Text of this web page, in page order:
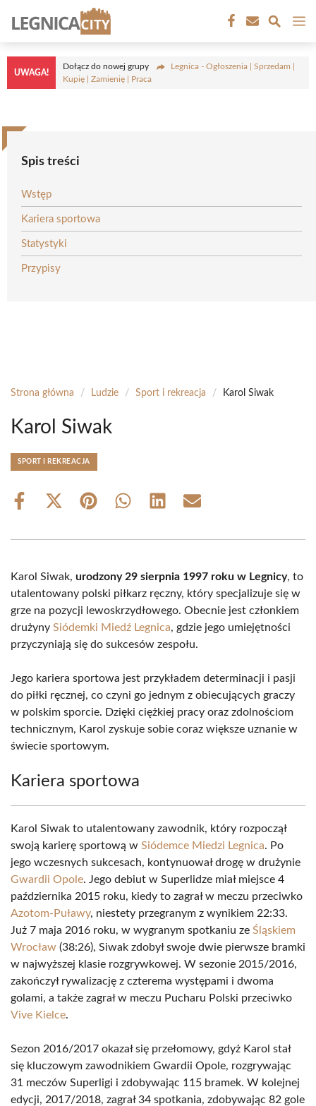
treści
UWAGA!
Dołącz do nowej grupy
Legnica - Ogłoszenia | Sprzedam |
Kupię | Zamienię | Praca
Spis treści
Wstęp
Kariera sportowa
Statystyki
Przypisy
Strona główna / Ludzie / Sport i rekreacja / Karol Siwak
Karol Siwak
SPORT I REKREACJA
Share
Share
(Twitter)
Share Share Share Share
Karol Siwak, urodzony 29 sierpnia 1997 roku w Legnicy, to
utalentowany polski piłkarz ręczny, który specjalizuje się w
grze na pozycji lewoskrzydłowego. Obecnie jest członkiem
drużyny Siódemki Miedź Legnica, gdzie jego umiejętności
przyczyniają się do sukcesów zespołu.
Jego kariera sportowa jest przykładem determinacji i pasji
do piłki ręcznej, co czyni go jednym z obiecujących graczy
w polskim sporcie. Dzięki ciężkiej pracy oraz zdolnościom
technicznym, Karol zyskuje sobie coraz większe uznanie w
świecie sportowym.
Kariera sportowa
Karol Siwak to utalentowany zawodnik, który rozpoczął
swoją karierę sportową w Siódemce Miedzi Legnica. Po
jego wczesnych sukcesach, kontynuował drogę w drużynie
Gwardii Opole. Jego debiut w Superlidze miał miejsce 4
października 2015 roku, kiedy to zagrał w meczu przeciwko
Azotom-Puławy, niestety przegranym z wynikiem 22:33.
Już 7 maja 2016 roku, w wygranym spotkaniu ze Śląskiem
Wrocław (38:26), Siwak zdobył swoje dwie pierwsze bramki
w najwyższej klasie rozgrywkowej. W sezonie 2015/2016,
zakończył rywalizację z czterema występami i dwoma
golami, a także zagrał w meczu Pucharu Polski przeciwko
Vive Kielce.
Sezon 2016/2017 okazał się przełomowy, gdyż Karol stał
się kluczowym zawodnikiem Gwardii Opole, rozgrywając
31 meczów Superligi i zdobywając 115 bramek. W kolejnej
edycji, 2017/2018, zagrał 34 spotkania, zdobywając 82 gole